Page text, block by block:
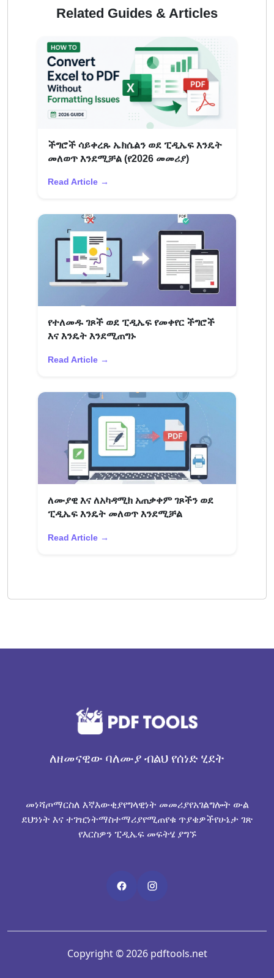
Related Guides & Articles
ችግሮች ሳይቀረጹ ኤክሴልን ወደ ፒዲኤፍ እንዴት
መለወጥ እንደሚቻል (የ2026 መመሪያ)
Read Article →
የተለመዱ ገጾች ወደ ፒዲኤፍ የመቀየር ችግሮች
እና እንዴት እንደሚጠግኑ
Read Article →
ለሙያዊ እና ለአካዳሚክ አጠቃቀም ገጾችን ወደ
ፒዲኤፍ እንዴት መለወጥ እንደሚቻል
Read Article →
ለዘመናዊው ባለሙያ ብልህ የሰነድ ሂደት
መነሻጦማርስለ እኛእውቂያየግላዊነት መመሪያየአገልግሎት ውል
ደህንነት እና ተገዢነትማስተማሪያየሚጠየቁ ጥያቄዎችየሁኔታ ገጽ
የእርስዎን ፒዲኤፍ መፍትሄ ያግኙ
Copyright © 2026 pdftools.net